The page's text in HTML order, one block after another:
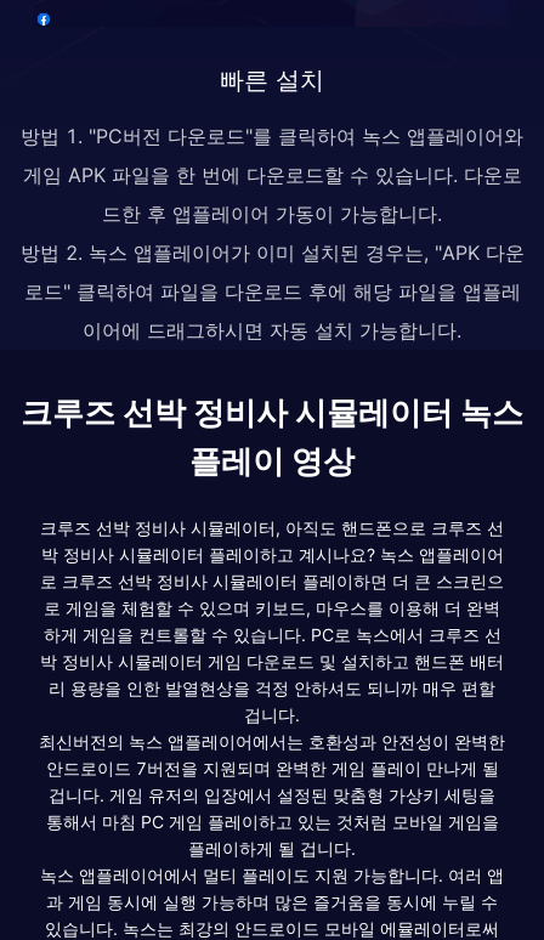
빠른 설치
방법 1. "PC버전 다운로드"를 클릭하여 녹스 앱플레이어와
게임 APK 파일을 한 번에 다운로드할 수 있습니다. 다운로
드한 후 앱플레이어 가동이 가능합니다.
방법 2. 녹스 앱플레이어가 이미 설치된 경우는, "APK 다운
로드" 클릭하여 파일을 다운로드 후에 해당 파일을 앱플레
이어에 드래그하시면 자동 설치 가능합니다.
크루즈 선박 정비사 시뮬레이터 녹스
플레이 영상
크루즈 선박 정비사 시뮬레이터, 아직도 핸드폰으로 크루즈 선
박 정비사 시뮬레이터 플레이하고 계시나요? 녹스 앱플레이어
로 크루즈 선박 정비사 시뮬레이터 플레이하면 더 큰 스크린으
로 게임을 체험할 수 있으며 키보드, 마우스를 이용해 더 완벽
하게 게임을 컨트롤할 수 있습니다. PC로 녹스에서 크루즈 선
박 정비사 시뮬레이터 게임 다운로드 및 설치하고 핸드폰 배터
리 용량을 인한 발열현상을 걱정 안하셔도 되니까 매우 편할
겁니다.
최신버전의 녹스 앱플레이어에서는 호환성과 안전성이 완벽한
안드로이드 7버전을 지원되며 완벽한 게임 플레이 만나게 될
겁니다. 게임 유저의 입장에서 설정된 맞춤형 가상키 세팅을
통해서 마침 PC 게임 플레이하고 있는 것처럼 모바일 게임을
플레이하게 될 겁니다.
녹스 앱플레이어에서 멀티 플레이도 지원 가능합니다. 여러 앱
과 게임 동시에 실행 가능하며 많은 즐거움을 동시에 누릴 수
있습니다. 녹스는 최강의 안드로이드 모바일 에뮬레이터로써